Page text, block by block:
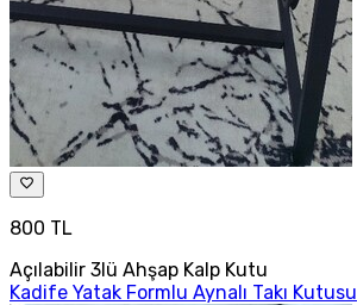
800 TL
Açılabilir 3lü Ahşap Kalp Kutu
Kadife Yatak Formlu Aynalı Takı Kutusu